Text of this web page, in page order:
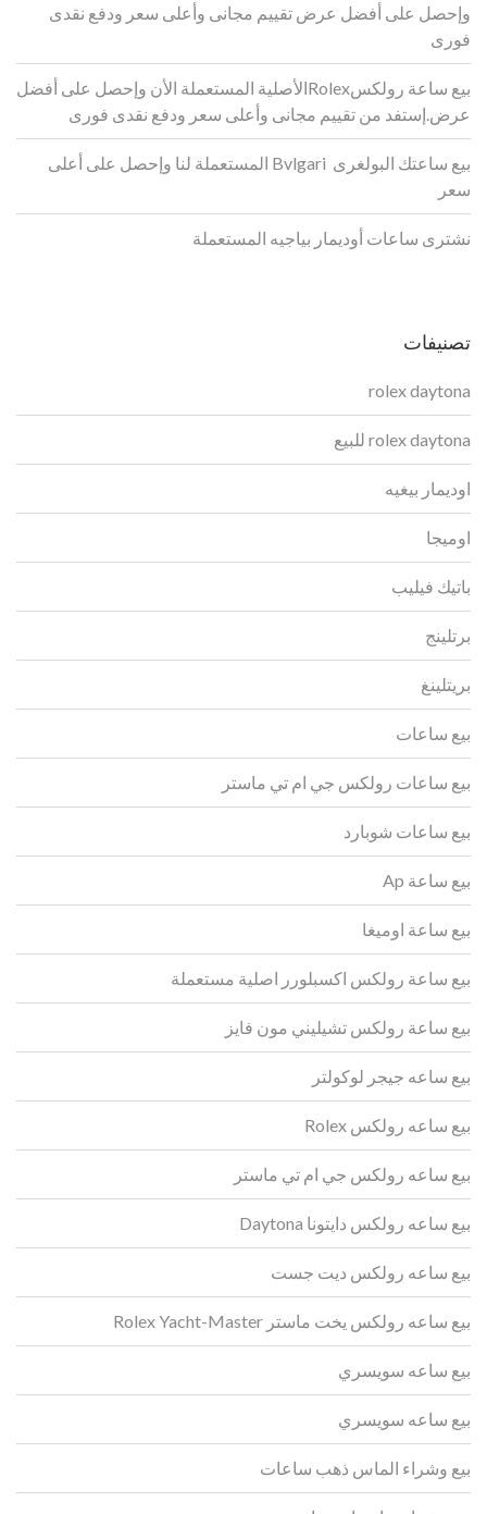
وإحصل على أفضل عرض تقييم مجانى وأعلى سعر ودفع نقدى
فورى
بيع ساعة رولكسRolexالأصلية المستعملة الأن وإحصل على أفضل
عرض.إستفد من تقييم مجانى وأعلى سعر ودفع نقدى فورى
بيع ساعتك البولغرى Bvlgari المستعملة لنا وإحصل على أعلى
سعر
نشترى ساعات أوديمار بياجيه المستعملة
تصنيفات
rolex daytona
rolex daytona للبيع
اوديمار بيغيه
اوميجا
باتيك فيليب
برتلينج
بريتلينغ
بيع ساعات
بيع ساعات رولكس جي ام تي ماستر
بيع ساعات شوبارد
بيع ساعة Ap
بيع ساعة اوميغا
بيع ساعة رولكس اكسبلورر اصلية مستعملة
بيع ساعة رولكس تشيليني مون فايز
بيع ساعه جيجر لوكولتر
بيع ساعه رولكس Rolex
بيع ساعه رولكس جي ام تي ماستر
بيع ساعه رولكس دايتونا Daytona
بيع ساعه رولكس ديت جست
بيع ساعه رولكس يخت ماستر Rolex Yacht-Master
بيع ساعه سويسري
بيع ساعه سويسري
بيع وشراء الماس ذهب ساعات